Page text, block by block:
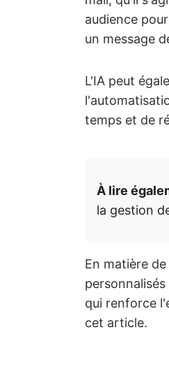
audience
un message
L'IA peut
temps et de
À lire
la gestion
En matière
qui renforce
cet article.